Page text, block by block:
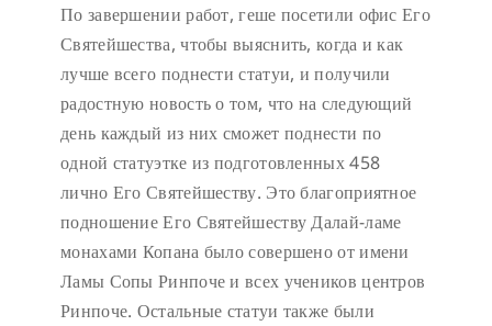
По завершении работ, геше посетили офис Его
Святейшества, чтобы выяснить, когда и как
лучше всего поднести статуи, и получили
радостную новость о том, что на следующий
день каждый из них сможет поднести по
одной статуэтке из подготовленных 458
лично Его Святейшеству. Это благоприятное
подношение Его Святейшеству Далай-ламе
монахами Копана было совершено от имени
Ламы Сопы Ринпоче и всех учеников центров
Ринпоче. Остальные статуи также были